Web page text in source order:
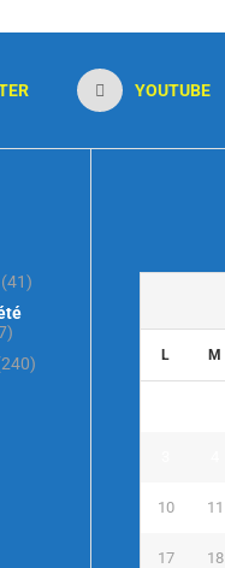
YOUTUBE
(41)
L M
10 11
17 18